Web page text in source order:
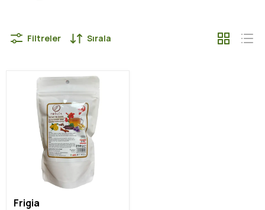
Filtreler Sırala
Frigia